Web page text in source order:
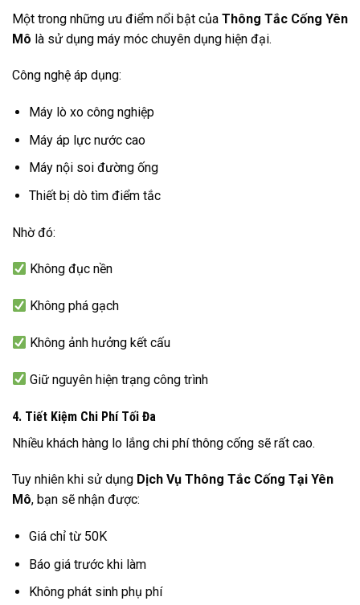
Một trong những ưu điểm nổi bật của Thông Tắc Cống Yên
Mô là sử dụng máy móc chuyên dụng hiện đại.
Công nghệ áp dụng:
Máy lò xo công nghiệp
Máy áp lực nước cao
Máy nội soi đường ống
Thiết bị dò tìm điểm tắc
Nhờ đó:
Không đục nền
Không phá gạch
Không ảnh hưởng kết cấu
Giữ nguyên hiện trạng công trình
4. Tiết Kiệm Chi Phí Tối Đa
Nhiều khách hàng lo lắng chi phí thông cống sẽ rất cao.
Tuy nhiên khi sử dụng Dịch Vụ Thông Tắc Cống Tại Yên
Mô, bạn sẽ nhận được:
Giá chỉ từ 50K
Báo giá trước khi làm
Không phát sinh phụ phí